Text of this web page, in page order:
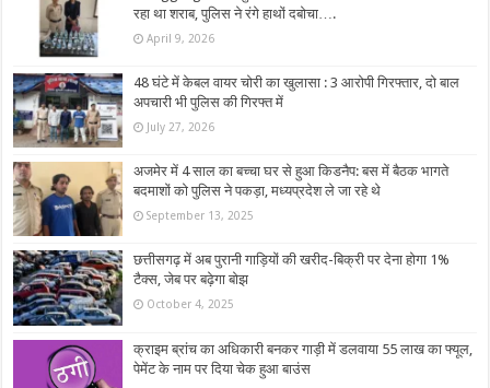
रहा था शराब, पुलिस ने रंगे हाथों दबोचा….
April 9, 2026
48 घंटे में केबल वायर चोरी का खुलासा : 3 आरोपी गिरफ्तार, दो बाल
अपचारी भी पुलिस की गिरफ्त में
July 27, 2026
अजमेर में 4 साल का बच्चा घर से हुआ किडनैप: बस में बैठक भागते
बदमाशों को पुलिस ने पकड़ा, मध्यप्रदेश ले जा रहे थे
September 13, 2025
छत्तीसगढ़ में अब पुरानी गाड़ियों की खरीद-बिक्री पर देना होगा 1%
टैक्स, जेब पर बढ़ेगा बोझ
October 4, 2025
क्राइम ब्रांच का अधिकारी बनकर गाड़ी में डलवाया 55 लाख का फ्यूल,
पेमेंट के नाम पर दिया चेक हुआ बाउंस